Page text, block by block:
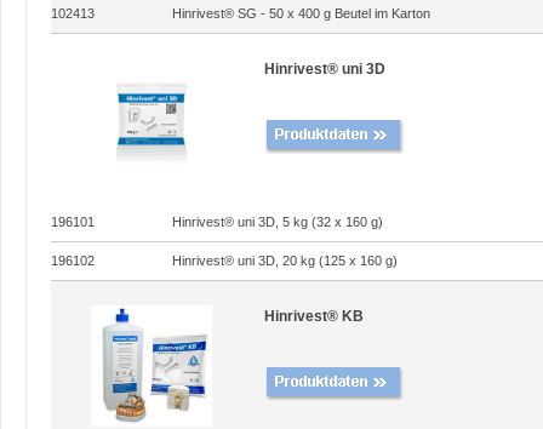
102413 Hinrivest® SG - 50 x 400 g Beutel im Karton
Hinrivest® uni 3D
196101 Hinrivest® uni 3D, 5 kg (32 x 160 g)
196102 Hinrivest® uni 3D, 20 kg (125 x 160 g)
Hinrivest® KB